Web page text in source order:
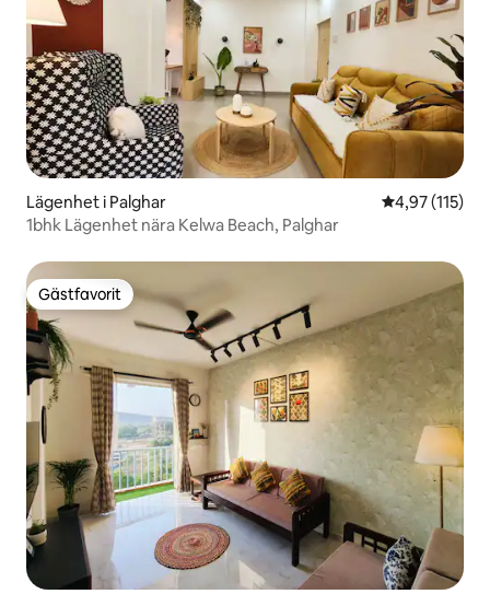
Lägenhet i Palghar 4,97 av 5 i
4,97 (115)
1bhk Lägenhet nära Kelwa Beach, Palghar
Gästfavorit
Gästfavorit